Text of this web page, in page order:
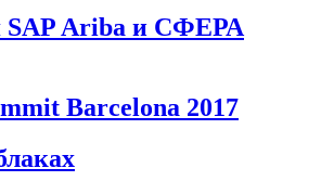
SAP Ariba и СФЕРА
Barcelona 2017